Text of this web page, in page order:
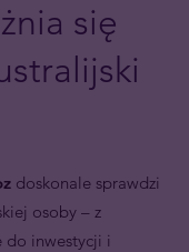
się
doskonale sprawdzi
osoby – z
do inwestycji i